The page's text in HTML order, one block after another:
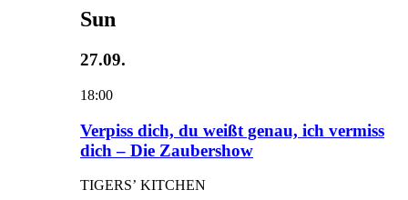
Sun
27.09.
18:00
Verpiss dich, du weißt genau, ich vermiss
dich – Die Zaubershow
TIGERS’ KITCHEN